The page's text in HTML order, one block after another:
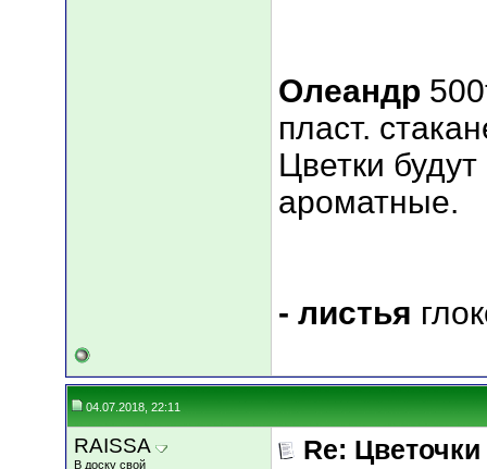
Олеандр
пласт.
Цветки
ароматные.
- листья
04.07.2018, 22:11
RAISSA
В доску свой Re: